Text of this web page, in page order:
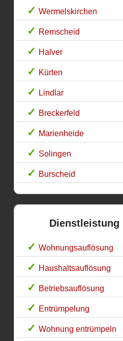
Wermelskirchen
Remscheid
Halver
Kürten
Lindlar
Breckerfeld
Marienheide
Solingen
Burscheid
Dienstleistung
Wohnungsauflösung
Haushaltsauflösung
Betriebsauflösung
Entrümpelung
Wohnung entrümpeln